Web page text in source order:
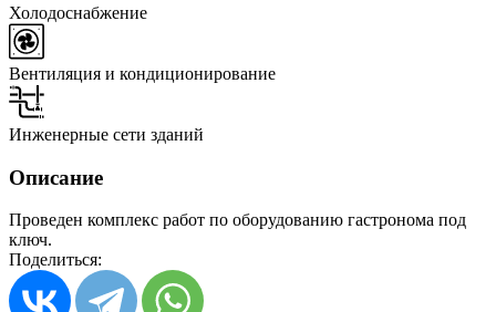
Холодоснабжение
Вентиляция и кондиционирование
Инженерные сети зданий
Описание
Проведен комплекс работ по оборудованию гастронома под
ключ.
Поделиться: